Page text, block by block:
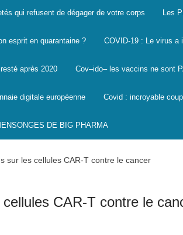
qui refusent de dégager de votre corps Les
esprit en quarantaine ? COVID-19 : Le virus a
après 2020 Cov–ido– les vaccins ne sont
digitale européenne Covid : incroyable
DE BIG PHARMA
sur les cellules CAR-T contre le cancer
CAR-T contre le